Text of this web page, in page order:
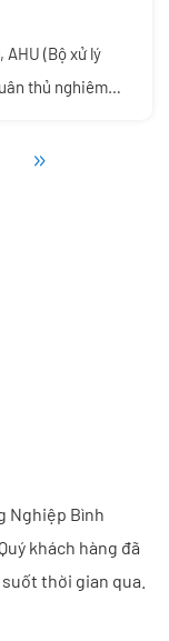
(Bộ xử lý
thủ nghiêm
hiệu suất và độ
máy, kết nối
Nghiệp Bình
khách hàng đã
thời gian qua.